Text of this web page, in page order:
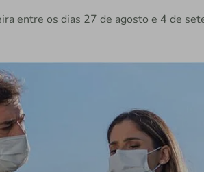
entre os dias 27 de agosto e 4 de